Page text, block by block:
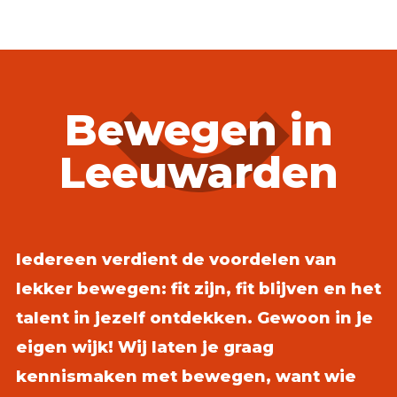
Bewegen in
Leeuwarden
Iedereen verdient de voordelen van
lekker bewegen: fit zijn, fit blijven en het
talent in jezelf ontdekken. Gewoon in je
eigen wijk! Wij laten je graag
kennismaken met bewegen, want wie